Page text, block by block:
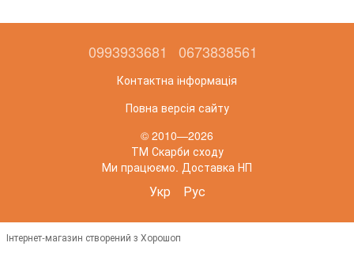
0993933681 0673838561
Контактна інформація
Повна версія сайту
© 2010—2026
ТМ Скарби сходу
Ми працюємо. Доставка НП
Укр Рус
Інтернет-магазин створений з Хорошоп